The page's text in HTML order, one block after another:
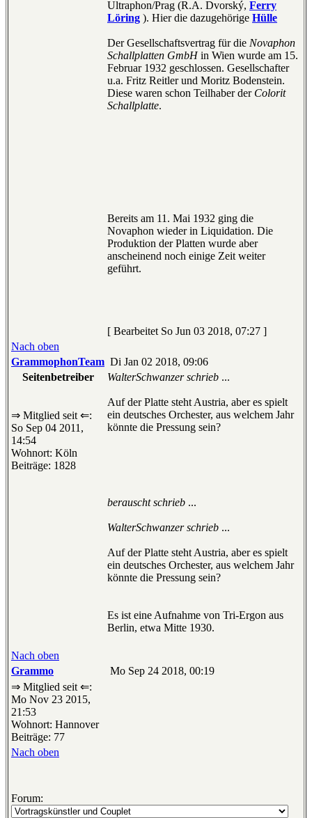
Ultraphon/Prag (R.A. Dvorský, Ferry
Löring ). Hier die dazugehörige Hülle
Der Gesellschaftsvertrag für die Novaphon
Schallplatten GmbHin Wien wurde am 15.
Februar 1932 geschlossen. Gesellschafter
u.a. Fritz Reitler und Moritz Bodenstein.
Diese waren schon Teilhaber der Colorit
Schallplatte.
Bereits am 11. Mai 1932 ging die
Novaphon wieder in Liquidation. Die
Produktion der Platten wurde aber
anscheinend noch einige Zeit weiter
geführt.
[ Bearbeitet So Jun 03 2018, 07:27 ]
Nach oben
GrammophonTeam Di Jan 02 2018, 09:06
Seitenbetreiber
⇒ Mitglied seit ⇐:
So Sep 04 2011,
14:54
Wohnort: Köln
Beiträge: 1828
WalterSchwanzer schrieb ...
Auf der Platte steht Austria, aber es spielt
ein deutsches Orchester, aus welchem Jahr
könnte die Pressung sein?
berauscht schrieb ...
WalterSchwanzer schrieb ...
Auf der Platte steht Austria, aber es spielt
ein deutsches Orchester, aus welchem Jahr
könnte die Pressung sein?
Es ist eine Aufnahme von Tri-Ergon aus
Berlin, etwa Mitte 1930.
Nach oben
Grammo
Mo Sep 24 2018, 00:19
⇒ Mitglied seit ⇐:
Mo Nov 23 2015,
21:53
Wohnort: Hannover
Beiträge: 77
Nach oben
Forum: